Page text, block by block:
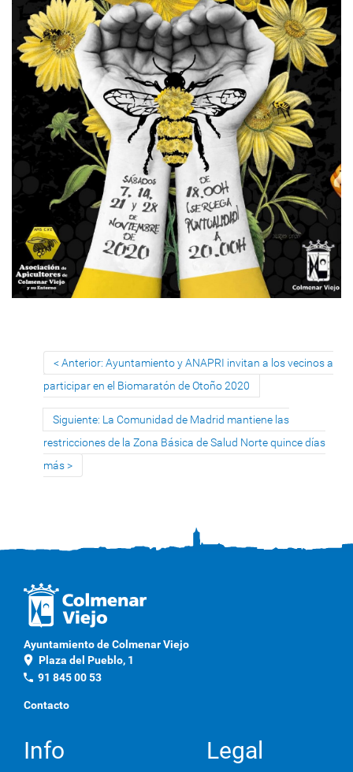
Anterior: Ayuntamiento y ANAPRI invitan a los vecinos a
participar en el Biomaratón de Otoño 2020
Siguiente: La Comunidad de Madrid mantiene las
restricciones de la Zona Básica de Salud Norte quince días
más
Ayuntamiento de Colmenar Viejo
location_on Plaza del Pueblo, 1
phone 91 845 00 53
Contacto
Info Legal